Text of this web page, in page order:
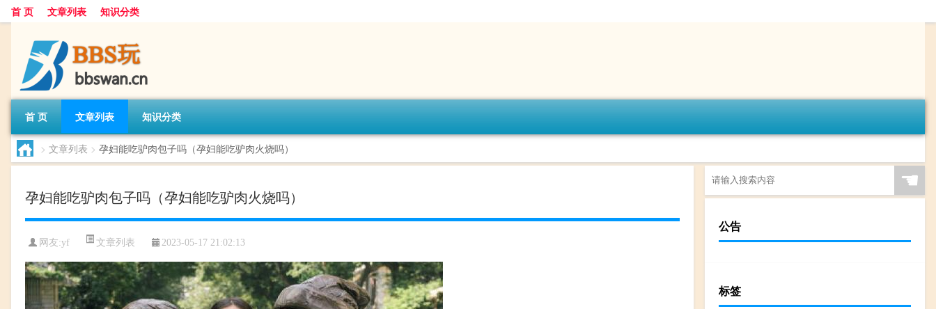
首 页 文章列表 知识分类
首 页 文章列表 知识分类
> 文章列表 > 孕妇能吃驴肉包子吗（孕妇能吃驴肉火烧吗）
孕妇能吃驴肉包子吗（孕妇能吃驴肉火烧吗）
网友:yf 文章列表 2023-05-17 21:02:13
☚
公告
标签